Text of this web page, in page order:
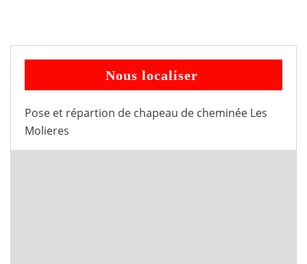
Nous localiser
Pose et répartion de chapeau de cheminée Les
Molieres